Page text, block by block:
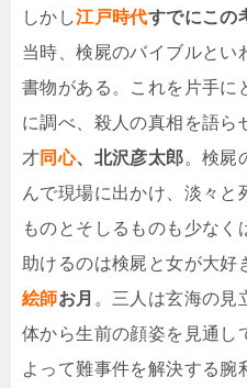
しかし江戸時代すでにこの
当時、検屍のバイブルとい
書物がある。これを片手に
に調べ、殺人の真相を語ら
才同心、北沢彦太郎。検屍
んで現場に出かけ、淡々と
ものとそしるものも少なく
助けるのは検屍と女が大好
絵師お月 。三人は玄海の見
体から生前の顔姿を見通し
よって難事件を解決する腕